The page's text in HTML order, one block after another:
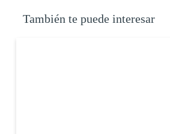
También te puede interesar